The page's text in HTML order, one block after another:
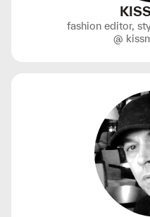
fashion editor,
@